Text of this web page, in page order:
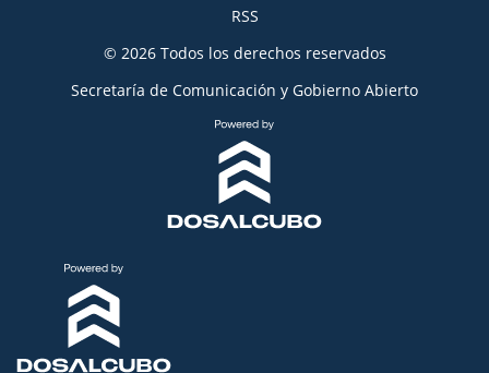
RSS
© 2026 Todos los derechos reservados
Secretaría de Comunicación y Gobierno Abierto